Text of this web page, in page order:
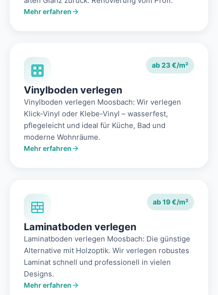
Mehr erfahren
ab 23 €/m²
Vinylboden verlegen
Vinylboden verlegen Moosbach: Wir verlegen
Klick-Vinyl oder Klebe-Vinyl – wasserfest,
pflegeleicht und ideal für Küche, Bad und
moderne Wohnräume.
Mehr erfahren
ab 19 €/m²
Laminatboden verlegen
Laminatboden verlegen Moosbach: Die günstige
Alternative mit Holzoptik. Wir verlegen robustes
Laminat schnell und professionell in vielen
Designs.
Mehr erfahren